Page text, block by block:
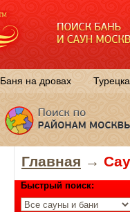
Баня на дровах
Главная →
Быстрый поиск: